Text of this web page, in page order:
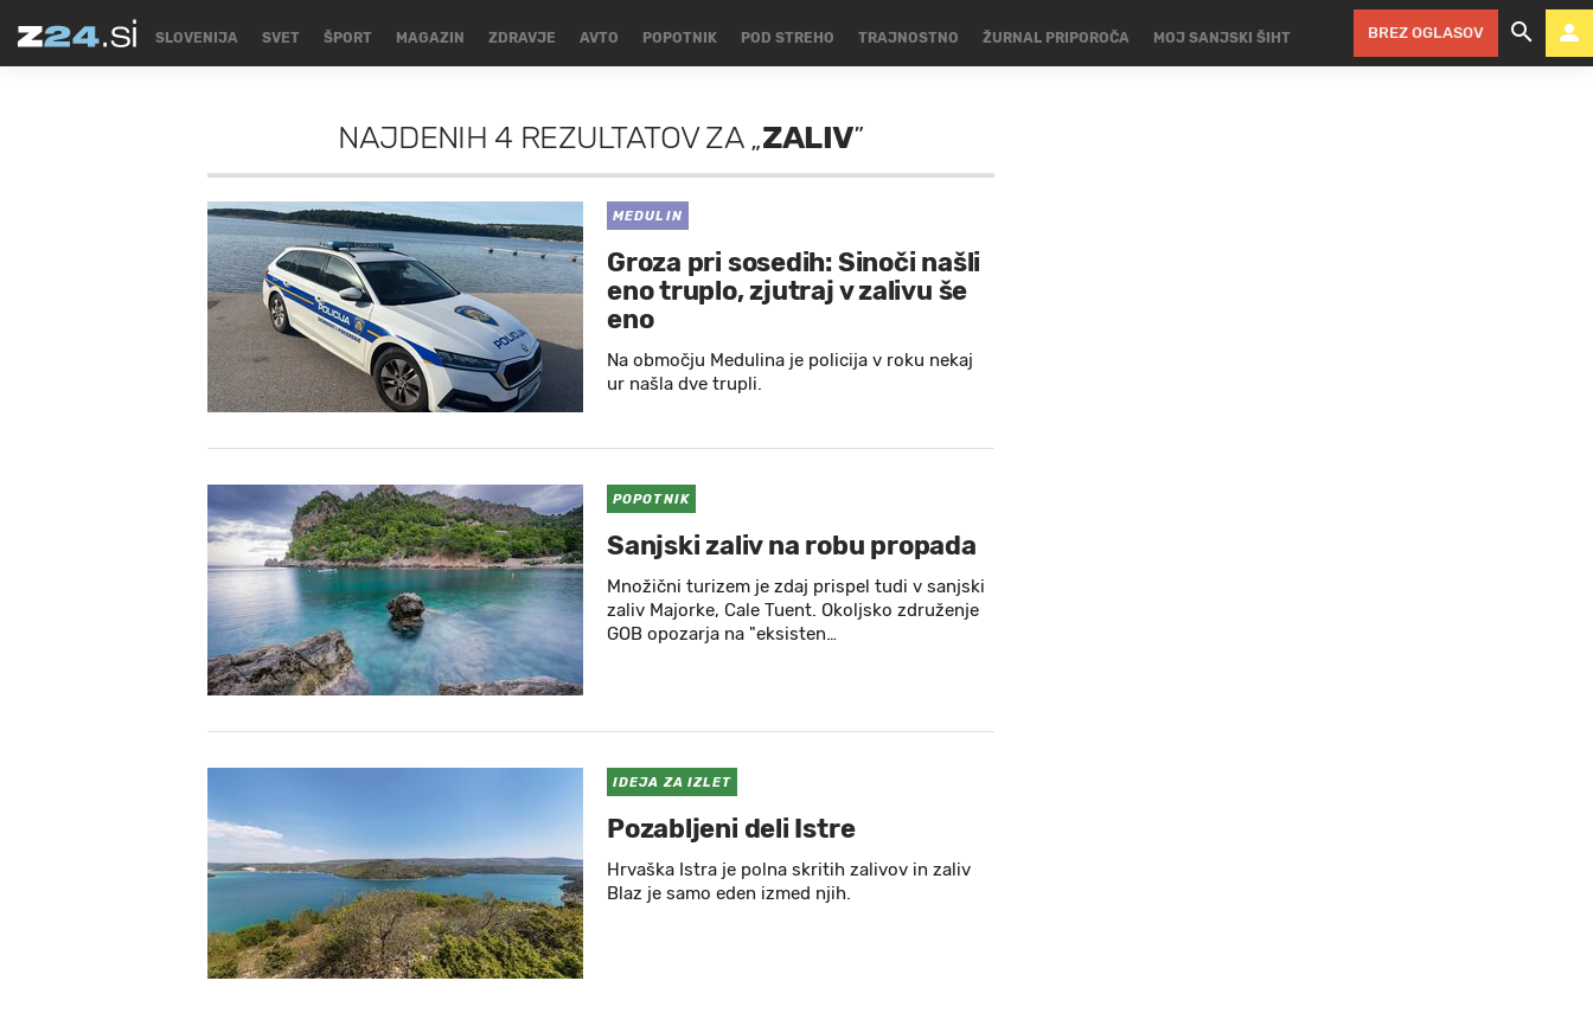
SLOVENIJA SVET ŠPORT MAGAZIN ZDRAVJE AVTO POPOTNIK POD STREHO TRAJNOSTNO ŽURNAL PRIPOROČA MOJ SANJSKI ŠIHT BREZ OGLASOV
NAJDENIH 4 REZULTATOVZA„ZALIV”
MEDULIN
Groza pri sosedih: Sinoči našli
eno truplo, zjutraj v zalivu še
eno
Na območju Medulina je policija v roku nekaj
ur našla dve trupli.
POPOTNIK
Sanjski zaliv na robu propada
Množični turizem je zdaj prispel tudi v sanjski
zaliv Majorke, Cale Tuent. Okoljsko združenje
GOB opozarja na "eksisten…
IDEJA ZA IZLET
Pozabljeni deli Istre
Hrvaška Istra je polna skritih zalivov in zaliv
Blaz je samo eden izmed njih.